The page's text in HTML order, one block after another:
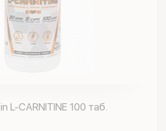
L-CARNITINE 100 таб.